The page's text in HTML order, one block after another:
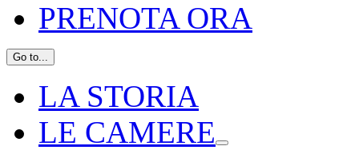
PRENOTA ORA
Go to...
LA STORIA
LE CAMERE